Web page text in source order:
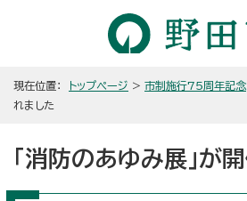
現在位置： トップページ > 市制施行75周年記念
れました
「消防のあゆみ展」が